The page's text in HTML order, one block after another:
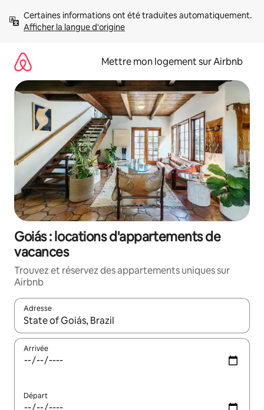
directement
Afficher la langue d'origine
Mettre mon logement sur Airbnb
Goiás : locations d'appartements de
vacances
Trouvez et réservez des appartements uniques sur
Airbnb
Adresse
Lorsque les résultats s'affichent, utilisez les flèches vers le
Arrivée
Départ